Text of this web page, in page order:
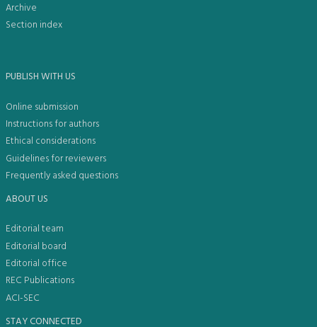
Archive
Section index
PUBLISH WITH US
Online submission
Instructions for authors
Ethical considerations
Guidelines for reviewers
Frequently asked questions
ABOUT US
Editorial team
Editorial board
Editorial office
REC Publications
ACI-SEC
STAY CONNECTED